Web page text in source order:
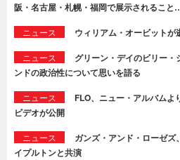
阪・名古屋・札幌・福岡で展示されること
ニュース ウィリアム・オービットが
ニュース
グリーン・デイのビリー
ンドの政治性について思いを語る
ニュース
FLO、ニュー・アルバムよ
ビデオが公開
ニュース
ガンズ・アンド・ローゼ
イプルトンと共演